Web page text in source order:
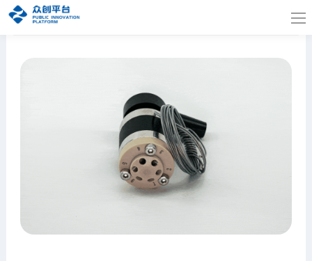
首页 > 产品中心